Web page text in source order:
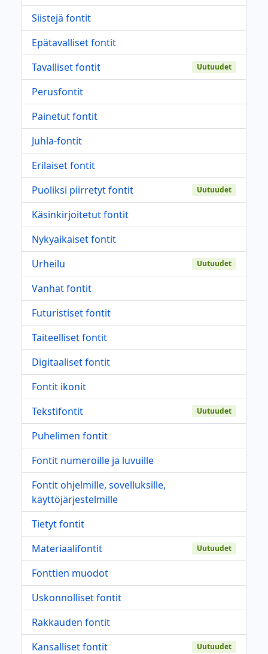
Siistejä fontit
Epätavalliset fontit
Tavalliset fontit
Uutuudet
Perusfontit
Painetut fontit
Juhla-fontit
Erilaiset fontit
Puoliksi piirretyt fontit
Uutuudet
Käsinkirjoitetut fontit
Nykyaikaiset fontit
Urheilu
Uutuudet
Vanhat fontit
Futuristiset fontit
Taiteelliset fontit
Digitaaliset fontit
Fontit ikonit
Tekstifontit
Uutuudet
Puhelimen fontit
Fontit numeroille ja luvuille
Fontit ohjelmille, sovelluksille,
käyttöjärjestelmille
Tietyt fontit
Materiaalifontit
Uutuudet
Fonttien muodot
Uskonnolliset fontit
Rakkauden fontit
Kansalliset fontit
Uutuudet